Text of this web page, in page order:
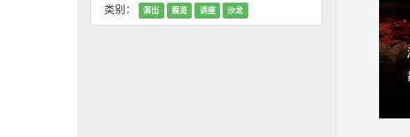
类别： 演出 展览 讲座 沙龙